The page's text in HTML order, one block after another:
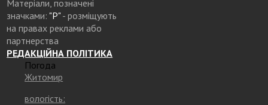
Матеріали, позначені
значками: "Р"- розміщують
на правах реклами або
партнерства
РЕДАКЦІЙНА ПОЛІТИКА
Погода
Житомир
вологість: